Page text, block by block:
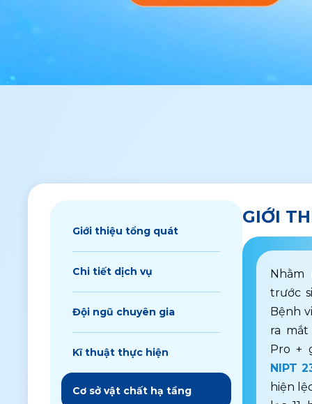
Giới thiệu tổng quát
Chi tiết dịch vụ
Đội ngũ chuyên gia
Kĩ thuật thực hiện
Cơ sở vật chất hạ tầng
GIỚI
trước
Bệnh
ra
Pro +
NIPT
hiện